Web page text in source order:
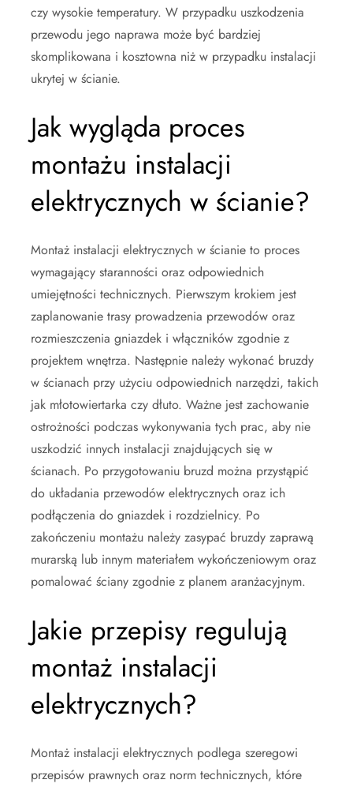
czy wysokie temperatury. W przypadku uszkodzenia
przewodu jego naprawa może być bardziej
skomplikowana i kosztowna niż w przypadku instalacji
ukrytej w ścianie.
Jak wygląda proces
montażu instalacji
elektrycznych w ścianie?
Montaż instalacji elektrycznych w ścianie to proces
wymagający staranności oraz odpowiednich
umiejętności technicznych. Pierwszym krokiem jest
zaplanowanie trasy prowadzenia przewodów oraz
rozmieszczenia gniazdek i włączników zgodnie z
projektem wnętrza. Następnie należy wykonać bruzdy
w ścianach przy użyciu odpowiednich narzędzi, takich
jak młotowiertarka czy dłuto. Ważne jest zachowanie
ostrożności podczas wykonywania tych prac, aby nie
uszkodzić innych instalacji znajdujących się w
ścianach. Po przygotowaniu bruzd można przystąpić
do układania przewodów elektrycznych oraz ich
podłączenia do gniazdek i rozdzielnicy. Po
zakończeniu montażu należy zasypać bruzdy zaprawą
murarską lub innym materiałem wykończeniowym oraz
pomalować ściany zgodnie z planem aranżacyjnym.
Jakie przepisy regulują
montaż instalacji
elektrycznych?
Montaż instalacji elektrycznych podlega szeregowi
przepisów prawnych oraz norm technicznych, które